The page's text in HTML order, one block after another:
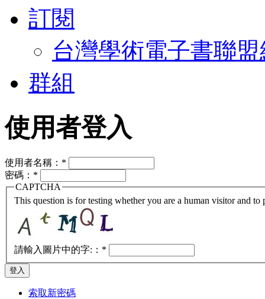
訂閱
台灣學術電子書聯
群組
使用者登入
使用者名稱： *
密碼： *
CAPTCHA
This question is for testing whether you are a human visitor and to
請輸入圖片中的字:： *
索取新密碼